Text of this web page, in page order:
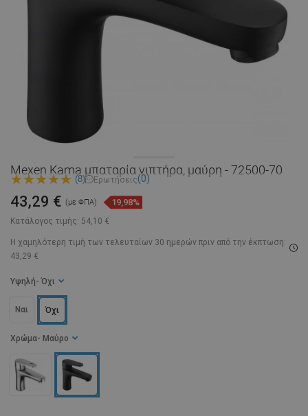
Mexen Kama μπαταρία νιπτήρα, μαύρη - 72500-70
(8) Ερωτήσεις(0)
Κατάλογος τιμής: 54,10 €
43,29 € (με ΦΠΑ) 19,98%
Η χαμηλότερη τιμή των τελευταίων 30 ημερών πριν από την έκπτωση:
43,29 €
Χρώμα - Μαύρο
Υψηλή - Όχι
Ναι Όχι